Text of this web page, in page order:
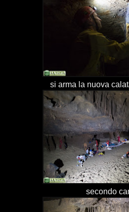
si arma la nuova
secondo